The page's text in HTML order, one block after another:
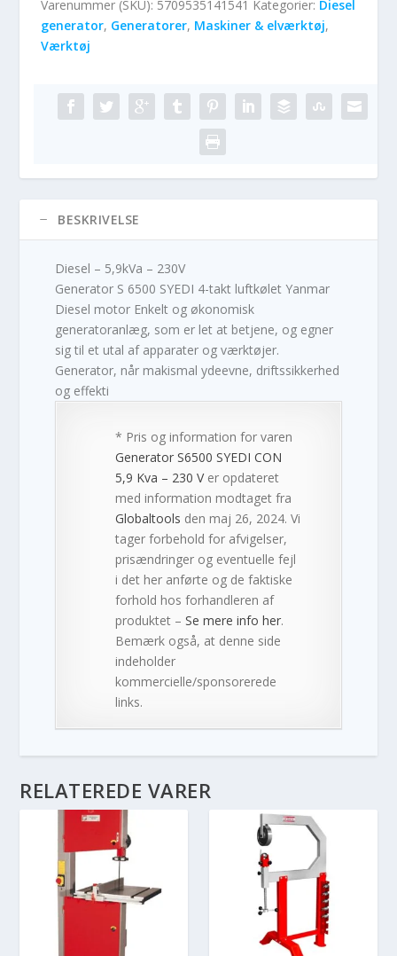
Varenummer (SKU): 5709535141541 Kategorier: Diesel
generator, Generatorer, Maskiner & elværktøj,
Værktøj
BESKRIVELSE
Diesel – 5,9kVa – 230V
Generator S 6500 SYEDI 4-takt luftkølet Yanmar
Diesel motor Enkelt og økonomisk
generatoranlæg, som er let at betjene, og egner
sig til et utal af apparater og værktøjer.
Generator, når makismal ydeevne, driftssikkerhed
og effekti
* Pris og information for varen
Generator S6500 SYEDI CON
5,9 Kva – 230 Ver opdateret
med information modtaget fra
Globaltools den maj 26, 2024. Vi
tager forbehold for afvigelser,
prisændringer og eventuelle fejl
i det her anførte og de faktiske
forhold hos forhandleren af
produktet –Se mere info her.
Bemærk også, at denne side
indeholder
kommercielle/sponsorerede
links.
RELATEREDE VARER